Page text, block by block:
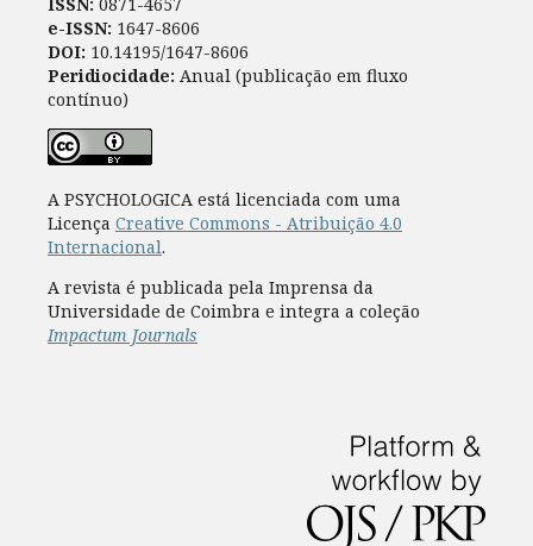
e-ISSN: 1647-8606
DOI: 10.14195/1647-8606
Peridiocidade: Anual (publicação em fluxo
contínuo)
A PSYCHOLOGICA está licenciada com uma
Licença Creative Commons - Atribuição 4.0
Internacional.
A revista é publicada pela Imprensa da
Universidade de Coimbra e integra a coleção
Impactum Journals